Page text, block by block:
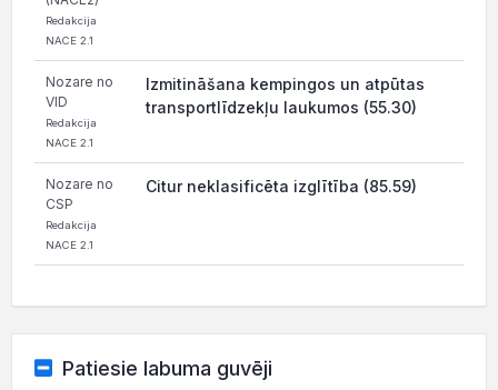
Redakcija
NACE 2.1
Nozare no
VID
Redakcija
NACE 2.1
Izmitināšana kempingos un atpūtas
transportlīdzekļu laukumos (55.30)
Nozare no
CSP
Redakcija
NACE 2.1
Citur neklasificēta izglītība (85.59)
Patiesie labuma guvēji